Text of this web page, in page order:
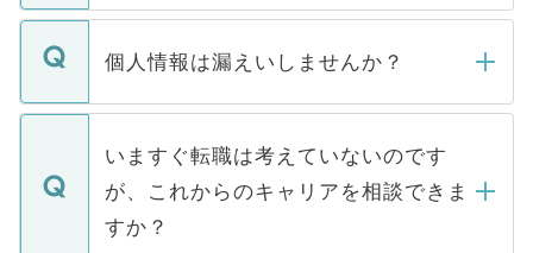
ません。
■応募殺到を避けるため 人気のある医療機
関を公にしてしまうと、応募が殺到する場
に、医療機関が求める条件に合った人材の
みを人材紹介会社に依頼するケースが増え
ています。
転職・入職を強要することは一切ありませ
ん。また、仮に応募先から内定をいただい
定を承諾する必要はありません。内定先へ
の辞退の連絡はキャリアパートナーが行い
個人情報は漏えいしませんか？
個人情報が漏えいすることはありませんの
で、ご安心ください。当サイトからの登録
などで収集したご登録者様の個人情報は、
ご本人のキャリアアップおよび転職活動の
支援を目的に使用いたします。お預かりし
いますぐ転職は考えていないのです
が、これからのキャリアを相談できま
すか？